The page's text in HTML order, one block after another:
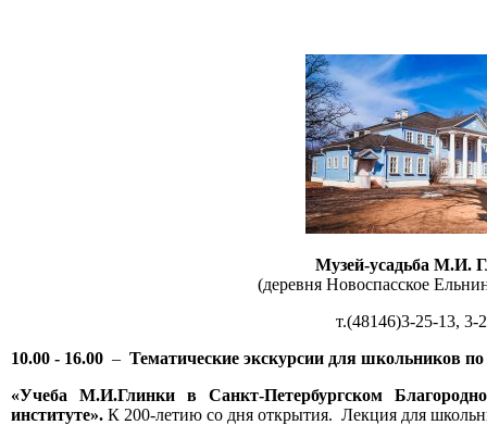
Музей-усадьба М.И.
(деревня Новоспасское
т.(48146)3-25-13, 3-
10.00 - 16.00 – Тематические экскурсии для школьников
«Учеба М.И.Глинки в Санкт-Петербургском
институте». К 200-летию со дня открытия. Лекция для